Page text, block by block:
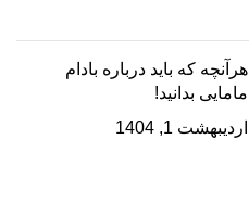
هرآنچه که باید درباره بادام
مامایی بدانید!
اردیبهشت 1, 1404